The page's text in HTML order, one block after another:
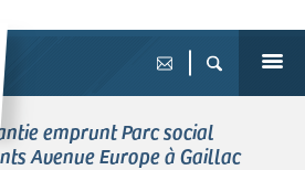
emprunt Parc social
Avenue Europe à Gaillac